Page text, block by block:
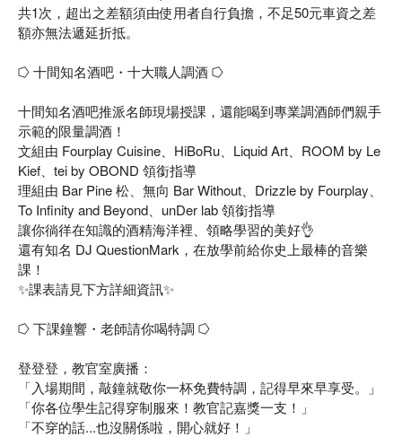
共1次，超出之差額須由使用者自行負擔，不足50元車資之差
額亦無法遞延折抵。
⭔ 十間知名酒吧・十大職人調酒 ⭔
十間知名酒吧推派名師現場授課，還能喝到專業調酒師們親手
示範的限量調酒！
文組由 Fourplay Cuisine、HiBoRu、Liquid Art、ROOM by Le
Kief、tei by OBOND 領銜指導
理組由 Bar Pine 松、無向 Bar Without、Drizzle by Fourplay、
To Infinity and Beyond、unDer lab 領銜指導
讓你徜徉在知識的酒精海洋裡、領略學習的美好👌
還有知名 DJ QuestionMark，在放學前給你史上最棒的音樂
課！
✨課表請見下方詳細資訊✨
⭔ 下課鐘響・老師請你喝特調 ⭔
登登登，教官室廣播：
「入場期間，敲鐘就敬你一杯免費特調，記得早來早享受。」
「你各位學生記得穿制服來！教官記嘉獎一支！」
「不穿的話...也沒關係啦，開心就好！」